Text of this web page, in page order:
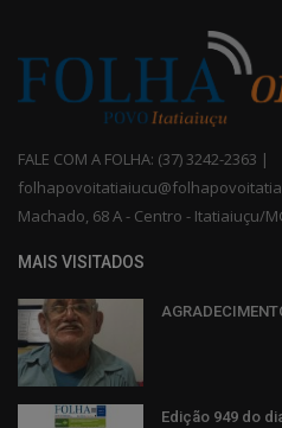
FALE COM A FOLHA: (37) 3242-2363 |
Machado, 68 A - Centro - Itatiaiuçu/
MAIS VISITADOS
Edição 949 do